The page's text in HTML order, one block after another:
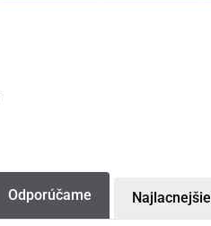
Odporúčame Najlacnejšie